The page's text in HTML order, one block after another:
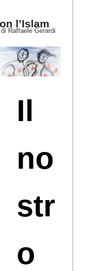
l’Islam
Raffaele Gerardi
Il
no
str
o